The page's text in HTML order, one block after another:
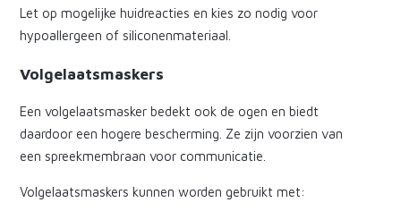
Let op mogelijke huidreacties en kies zo nodig voor
hypoallergeen of siliconenmateriaal.
Volgelaatsmaskers
Een volgelaatsmasker bedekt ook de ogen en biedt
daardoor een hogere bescherming. Ze zijn voorzien van
een spreekmembraan voor communicatie.
Volgelaatsmaskers kunnen worden gebruikt met: